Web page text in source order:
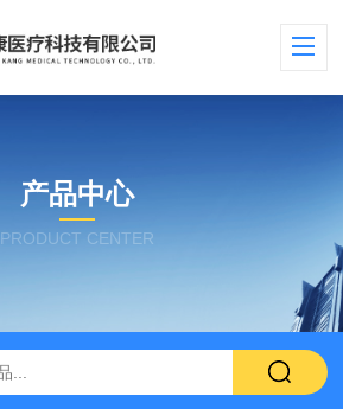
产品中心
PRODUCT CENTER